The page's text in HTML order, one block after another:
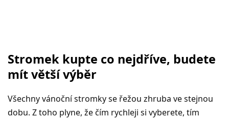
Stromek kupte co nejdříve, budete
mít větší výběr
Všechny vánoční stromky se řežou zhruba ve stejnou
dobu. Z toho plyne, že čím rychleji si vyberete, tím